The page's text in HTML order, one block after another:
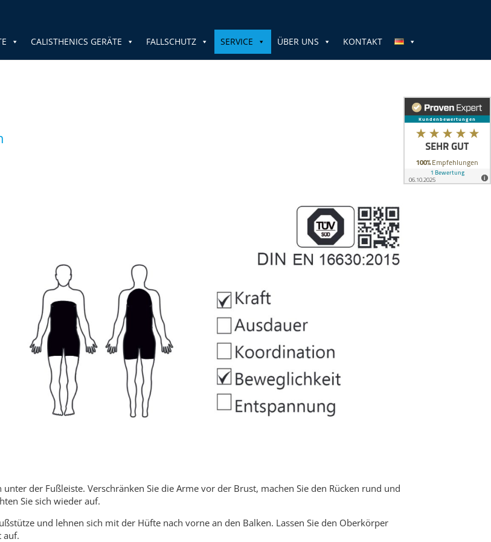
CALISTHENICS GERÄTE FALLSCHUTZ SERVICE ÜBER UNS KONTAKT
der Fußleiste. Verschränken Sie die Arme vor der Brust, machen Sie den Rücken rund und
Sie sich wieder auf.
und lehnen sich mit der Hüfte nach vorne an den Balken. Lassen Sie den Oberkörper
auf.